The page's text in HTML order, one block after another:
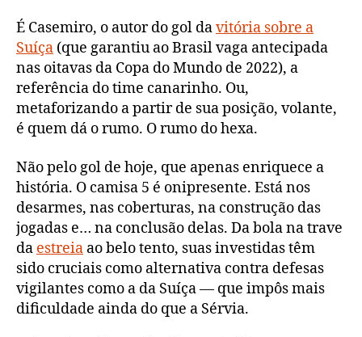
É Casemiro, o autor do gol davitória sobre a
Suíça (que garantiu ao Brasil vaga antecipada
nas oitavas da Copa do Mundo de 2022), a
referência do time canarinho. Ou,
metaforizando a partir de sua posição, volante,
é quem dá o rumo. O rumo do hexa.
Não pelo gol de hoje, que apenas enriquece a
história. O camisa 5 é onipresente. Está nos
desarmes, nas coberturas, na construção das
jogadas e… na conclusão delas. Da bola na trave
da estreia ao belo tento, suas investidas têm
sido cruciais como alternativa contra defesas
vigilantes como a da Suíça — que impôs mais
dificuldade ainda do que a Sérvia.